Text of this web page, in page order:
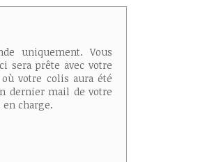
uniquement. Vous
sera prête avec votre
votre colis aura été
dernier mail de votre
charge.